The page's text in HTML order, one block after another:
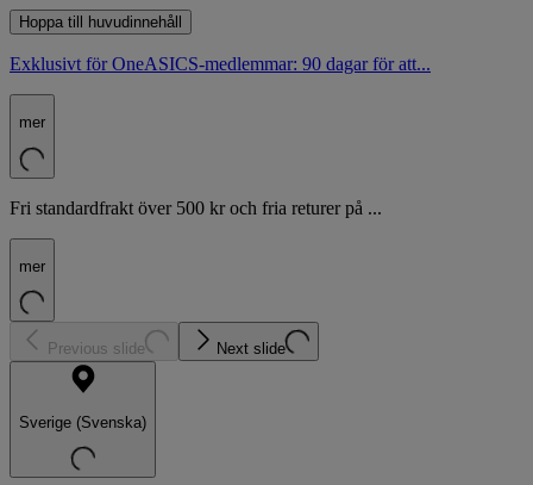
Hoppa till huvudinnehåll
Exklusivt för OneASICS-medlemmar: 90 dagar för att...
mer
Fri standardfrakt över 500 kr och fria returer på ...
mer
Previous slide Next slide
Sverige (Svenska)